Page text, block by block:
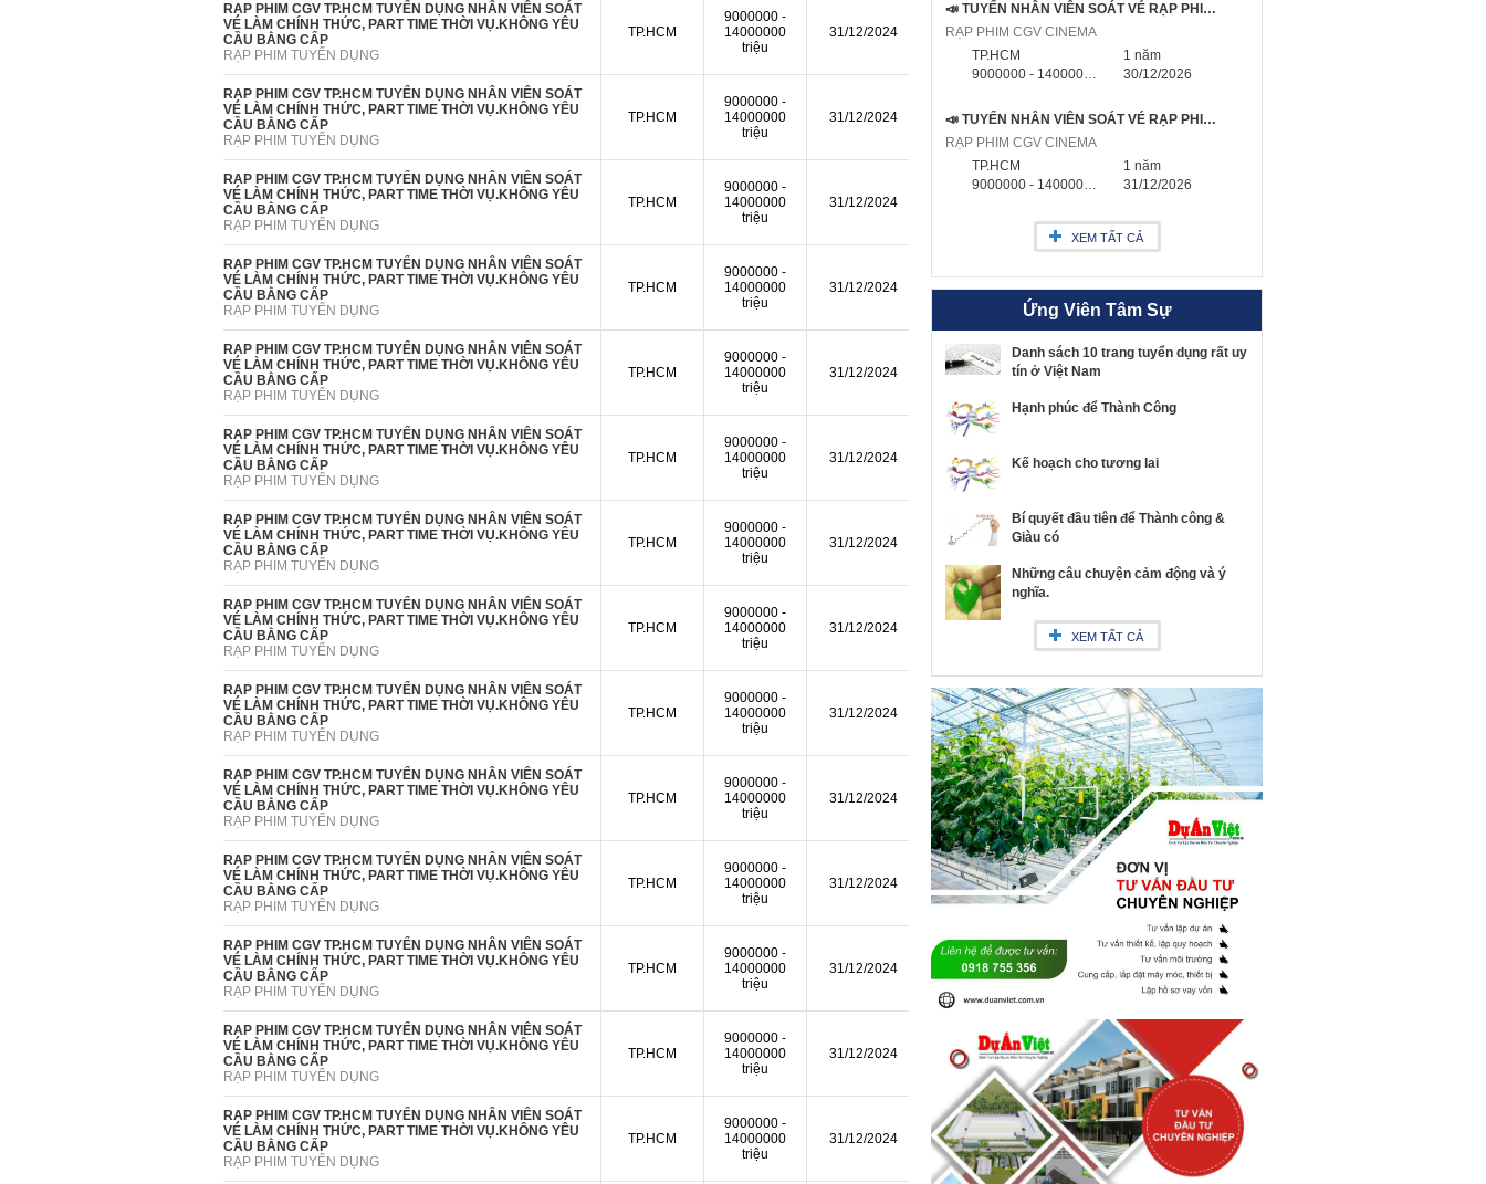
RẠP PHIM CGV TP.HCM TUYỂN DỤNG NHÂN VIÊN SOÁT
VÉ LÀM CHÍNH THỨC, PART TIME THỜI VỤ.KHÔNG YÊU
CẦU BẰNG CẤP
RẠP PHIM TUYỂN DỤNG
TP.HCM
9000000 -
14000000
triệu
31/12/2024
RẠP PHIM CGV TP.HCM TUYỂN DỤNG NHÂN VIÊN SOÁT
VÉ LÀM CHÍNH THỨC, PART TIME THỜI VỤ.KHÔNG YÊU
CẦU BẰNG CẤP
RẠP PHIM TUYỂN DỤNG
TP.HCM
9000000 -
14000000
triệu
31/12/2024
RẠP PHIM CGV TP.HCM TUYỂN DỤNG NHÂN VIÊN SOÁT
VÉ LÀM CHÍNH THỨC, PART TIME THỜI VỤ.KHÔNG YÊU
CẦU BẰNG CẤP
RẠP PHIM TUYỂN DỤNG
TP.HCM
9000000 -
14000000
triệu
31/12/2024
RẠP PHIM CGV TP.HCM TUYỂN DỤNG NHÂN VIÊN SOÁT
VÉ LÀM CHÍNH THỨC, PART TIME THỜI VỤ.KHÔNG YÊU
CẦU BẰNG CẤP
RẠP PHIM TUYỂN DỤNG
TP.HCM
9000000 -
14000000
triệu
31/12/2024
RẠP PHIM CGV TP.HCM TUYỂN DỤNG NHÂN VIÊN SOÁT
VÉ LÀM CHÍNH THỨC, PART TIME THỜI VỤ.KHÔNG YÊU
CẦU BẰNG CẤP
RẠP PHIM TUYỂN DỤNG
TP.HCM
9000000 -
14000000
triệu
31/12/2024
RẠP PHIM CGV TP.HCM TUYỂN DỤNG NHÂN VIÊN SOÁT
VÉ LÀM CHÍNH THỨC, PART TIME THỜI VỤ.KHÔNG YÊU
CẦU BẰNG CẤP
RẠP PHIM TUYỂN DỤNG
TP.HCM
9000000 -
14000000
triệu
31/12/2024
RẠP PHIM CGV TP.HCM TUYỂN DỤNG NHÂN VIÊN SOÁT
VÉ LÀM CHÍNH THỨC, PART TIME THỜI VỤ.KHÔNG YÊU
CẦU BẰNG CẤP
RẠP PHIM TUYỂN DỤNG
TP.HCM
9000000 -
14000000
triệu
31/12/2024
RẠP PHIM CGV TP.HCM TUYỂN DỤNG NHÂN VIÊN SOÁT
VÉ LÀM CHÍNH THỨC, PART TIME THỜI VỤ.KHÔNG YÊU
CẦU BẰNG CẤP
RẠP PHIM TUYỂN DỤNG
TP.HCM
9000000 -
14000000
triệu
31/12/2024
RẠP PHIM CGV TP.HCM TUYỂN DỤNG NHÂN VIÊN SOÁT
VÉ LÀM CHÍNH THỨC, PART TIME THỜI VỤ.KHÔNG YÊU
CẦU BẰNG CẤP
RẠP PHIM TUYỂN DỤNG
TP.HCM
9000000 -
14000000
triệu
31/12/2024
RẠP PHIM CGV TP.HCM TUYỂN DỤNG NHÂN VIÊN SOÁT
VÉ LÀM CHÍNH THỨC, PART TIME THỜI VỤ.KHÔNG YÊU
CẦU BẰNG CẤP
RẠP PHIM TUYỂN DỤNG
TP.HCM
9000000 -
14000000
triệu
31/12/2024
RẠP PHIM CGV TP.HCM TUYỂN DỤNG NHÂN VIÊN SOÁT
VÉ LÀM CHÍNH THỨC, PART TIME THỜI VỤ.KHÔNG YÊU
CẦU BẰNG CẤP
RẠP PHIM TUYỂN DỤNG
TP.HCM
9000000 -
14000000
triệu
31/12/2024
RẠP PHIM CGV TP.HCM TUYỂN DỤNG NHÂN VIÊN SOÁT
VÉ LÀM CHÍNH THỨC, PART TIME THỜI VỤ.KHÔNG YÊU
CẦU BẰNG CẤP
RẠP PHIM TUYỂN DỤNG
TP.HCM
9000000 -
14000000
triệu
31/12/2024
RẠP PHIM CGV TP.HCM TUYỂN DỤNG NHÂN VIÊN SOÁT
VÉ LÀM CHÍNH THỨC, PART TIME THỜI VỤ.KHÔNG YÊU
CẦU BẰNG CẤP
RẠP PHIM TUYỂN DỤNG
TP.HCM
9000000 -
14000000
triệu
31/12/2024
RẠP PHIM CGV TP.HCM TUYỂN DỤNG NHÂN VIÊN SOÁT
VÉ LÀM CHÍNH THỨC, PART TIME THỜI VỤ.KHÔNG YÊU
CẦU BẰNG CẤP
RẠP PHIM TUYỂN DỤNG
TP.HCM
9000000 -
14000000
triệu
31/12/2024
📣 TUYỂN NHÂN VIÊN SOÁT VÉ RẠP PHIM TÂN BÌNH TP.HCM – NHẬN VIỆC NGAY
RẠP PHIM CGV CINEMA
TP.HCM
1 năm
9000000 - 14000000 triệu
30/12/2026
📣 TUYỂN NHÂN VIÊN SOÁT VÉ RẠP PHIM GÒ VẤP TP.HCM – NHẬN VIỆC NGAY
RẠP PHIM CGV CINEMA
TP.HCM
1 năm
9000000 - 14000000 triệu
31/12/2026
XEM TẤT CẢ
Ứng Viên Tâm Sự
Danh sách 10 trang tuyển dụng rất uy
tín ở Việt Nam
Hạnh phúc để Thành Công
Kế hoạch cho tương lai
Bí quyết đầu tiên để Thành công &
Giàu có
Những câu chuyện cảm động và ý
nghĩa.
XEM TẤT CẢ